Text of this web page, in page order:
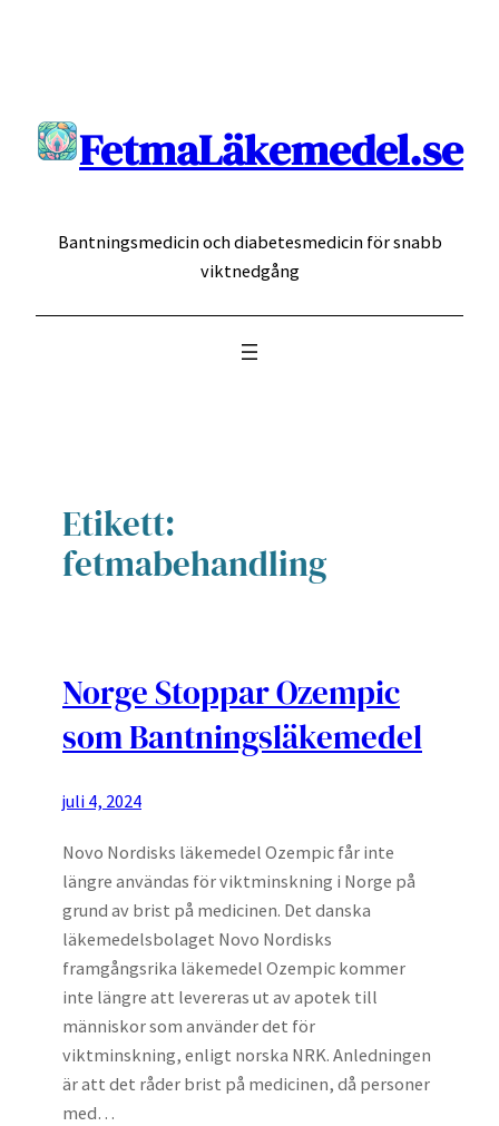
FetmaLäkemedel.se
Bantningsmedicin och diabetesmedicin för snabb
viktnedgång
Etikett:
fetmabehandling
Norge Stoppar Ozempic
som Bantningsläkemedel
juli 4, 2024
Novo Nordisks läkemedel Ozempic får inte
längre användas för viktminskning i Norge på
grund av brist på medicinen. Det danska
läkemedelsbolaget Novo Nordisks
framgångsrika läkemedel Ozempic kommer
inte längre att levereras ut av apotek till
människor som använder det för
viktminskning, enligt norska NRK. Anledningen
är att det råder brist på medicinen, då personer
med…